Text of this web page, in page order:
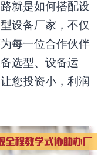
就是如何搭配设
设备厂家，不仅
每一位合作伙伴
选型、设备运
您投资小，利润